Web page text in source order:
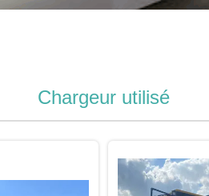
Chargeur utilisé